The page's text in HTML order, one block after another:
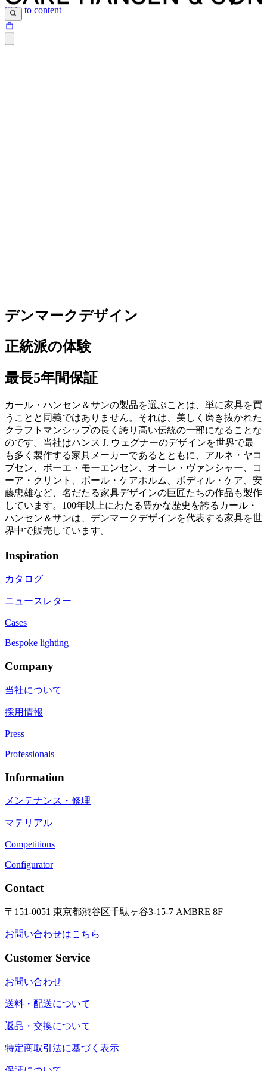
Skip to content
除去できないシミ、塗装剥がれ等の損傷を引き起こす原因と
なります。
家具に手指用消毒剤、または類似したものが付着した場合
は、すぐに少し湿った柔らかい布で拭き取り、表面の損傷を
損傷は保証の対象とはなりません。
デンマークデザイン
正統派の体験
最長5年間保証
カール・ハンセン＆サンの製品を選ぶことは、単に家具を買
うことと同義ではありません。それは、美しく磨き抜かれた
クラフトマンシップの長く誇り高い伝統の一部になることな
のです。当社はハンス J. ウェグナーのデザインを世界で最
も多く製作する家具メーカーであるとともに、アルネ・ヤコ
ブセン、ボーエ・モーエンセン、オーレ・ヴァンシャー、コ
ーア・クリント、ポール・ケアホルム、ボディル・ケア、安
藤忠雄など、名だたる家具デザインの巨匠たちの作品も製作
しています。100年以上にわたる豊かな歴史を誇るカール・
ハンセン＆サンは、デンマークデザインを代表する家具を世
界中で販売しています。
Inspiration
カタログ
ニュースレター
Cases
Bespoke lighting
Company
当社について
採用情報
Press
Professionals
Information
メンテナンス・修理
マテリアル
Competitions
Configurator
Contact
〒151-0051 東京都渋谷区千駄ヶ谷3-15-7 AMBRE 8F
お問い合わせはこちら
Customer Service
お問い合わせ
送料・配送について
返品・交換について
特定商取引法に基づく表示